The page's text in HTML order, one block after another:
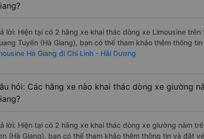
lời: Hiện tại có 2 hãng xe khai thác dòng xe Limousine
Tuyến (Hà Giang), bạn có thể tham khảo thêm thông
Hà Giang đi Chí Linh - Hải Dương
hỏi: Các hãng xe nào khai thác dòng xe giường
lời: Hiện tại có 2 hãng xe khai thác dòng xe giường nằm
(Hà Giang), bạn có thể tham khảo thêm thông tin và đặt